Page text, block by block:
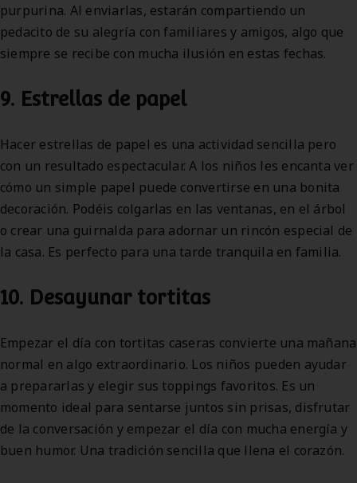
purpurina. Al enviarlas, estarán compartiendo un
pedacito de su alegría con familiares y amigos, algo que
siempre se recibe con mucha ilusión en estas fechas.
9. Estrellas de papel
Hacer estrellas de papel es una actividad sencilla pero
con un resultado espectacular. A los niños les encanta ver
cómo un simple papel puede convertirse en una bonita
decoración. Podéis colgarlas en las ventanas, en el árbol
o crear una guirnalda para adornar un rincón especial de
la casa. Es perfecto para una tarde tranquila en familia.
10. Desayunar tortitas
Empezar el día con tortitas caseras convierte una mañana
normal en algo extraordinario. Los niños pueden ayudar
a prepararlas y elegir sus toppings favoritos. Es un
momento ideal para sentarse juntos sin prisas, disfrutar
de la conversación y empezar el día con mucha energía y
buen humor. Una tradición sencilla que llena el corazón.